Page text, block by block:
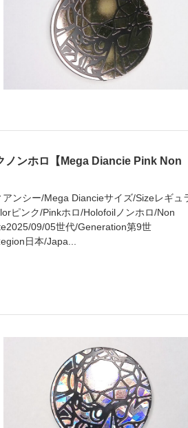
ノンホロ【Mega Diancie Pink Non
ンシー/Mega Diancieサイズ/Sizeレギュ
ピンク/Pinkホロ/Holofoilノンホロ/Non
09/05世代/Generation第9世
日本/Japa...